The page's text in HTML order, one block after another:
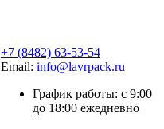
+7 (8482) 63-53-54
Email: info@lavrpack.ru
График работы: с 9:00
до 18:00 ежедневно